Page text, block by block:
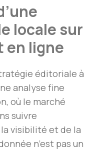
locale sur
en ligne
éditoriale à
analyse fine
où le marché
suivre
visibilité et de la
n’est pas un